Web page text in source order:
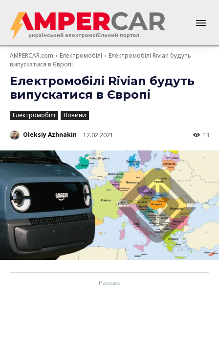
AMPERCAR.com Електромобілі
Електромобілі Rivian будуть
випускатися в Європі
Електромобілі Rivian будуть
випускатися в Європі
Електромобілі Новини
Oleksiy Azhnakin 12.02.2021 13